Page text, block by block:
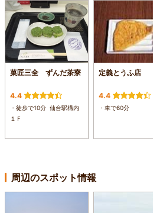
菓匠三全 ずんだ茶寮
4.4
・徒歩で10分 仙台駅構内
１Ｆ
定義とうふ店
4.4
・車で60分
周辺のスポット情報